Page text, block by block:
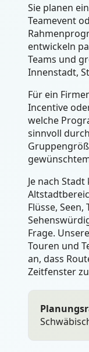
Sie planen
Teamevent
entwickeln
Teams und
Innenstadt,
Für ein
Incentive
welche
sinnvoll
Je nach
Flüsse,
Frage.
Touren und
an, dass
Zeitfenster